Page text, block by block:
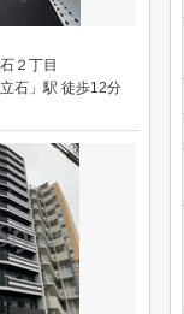
２丁目
石」駅 徒歩12分